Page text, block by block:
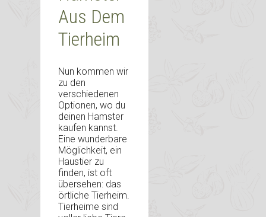
Aus Dem
Tierheim
Nun kommen wir
zu den
verschiedenen
Optionen, wo du
deinen Hamster
kaufen kannst.
Eine wunderbare
Möglichkeit, ein
Haustier zu
finden, ist oft
übersehen: das
örtliche Tierheim.
Tierheime sind